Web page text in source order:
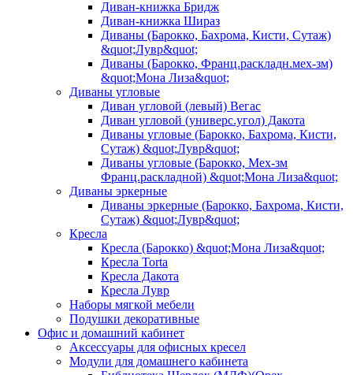
Диван-книжка Бридж
Диван-книжка Шираз
Диваны (Барокко, Бахрома, Кисти, Сутаж)
&quot;Лувр&quot;
Диваны (Барокко, Франц.раскладн.мех-зм)
&quot;Мона Лиза&quot;
Диваны угловые
Диван угловой (левый) Вегас
Диван угловой (универс.угол) Дакота
Диваны угловые (Барокко, Бахрома, Кисти,
Сутаж) &quot;Лувр&quot;
Диваны угловые (Барокко, Мех-зм
Франц.раскладной) &quot;Мона Лиза&quot;
Диваны эркерные
Диваны эркерные (Барокко, Бахрома, Кисти,
Сутаж) &quot;Лувр&quot;
Кресла
Кресла (Барокко) &quot;Мона Лиза&quot;
Кресла Torta
Кресла Дакота
Кресла Лувр
Наборы мягкой мебели
Подушки декоративные
Офис и домашний кабинет
Аксессуары для офисных кресел
Модули для домашнего кабинета